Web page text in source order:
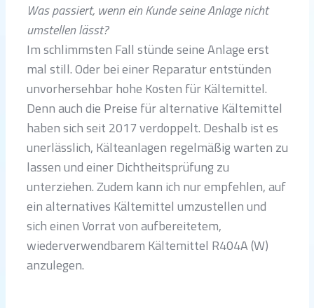
Was passiert, wenn ein Kunde seine Anlage nicht
umstellen lässt?
Im schlimmsten Fall stünde seine Anlage erst
mal still. Oder bei einer Reparatur entstünden
unvorhersehbar hohe Kosten für Kältemittel.
Denn auch die Preise für alternative Kältemittel
haben sich seit 2017 verdoppelt. Deshalb ist es
unerlässlich, Kälteanlagen regelmäßig warten zu
lassen und einer Dichtheitsprüfung zu
unterziehen. Zudem kann ich nur empfehlen, auf
ein alternatives Kältemittel umzustellen und
sich einen Vorrat von aufbereitetem,
wiederverwendbarem Kältemittel R404A (W)
anzulegen.